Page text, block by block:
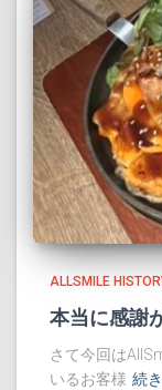
ALLSMILE
本当に感謝
さて今回は
いるお客様 続